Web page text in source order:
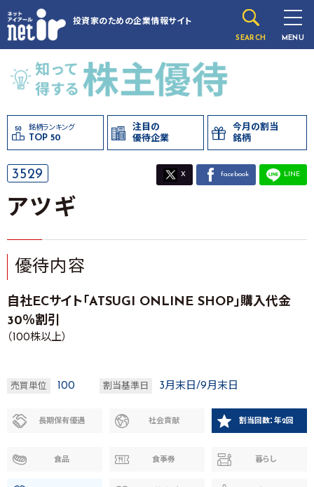
投資家のための企業情報サイト
SEARCH MENU
銘柄ランキング
TOP 50
注目の
優待企業
今月の割当
銘柄
3529 X facebook LINE
アツギ
優待内容
自社ECサイト「ATSUGI ONLINE SHOP」購入代金
30％割引
（100株以上）
売買単位 100 割当基準日 3月末日/9月末日
長期保有優遇 社会貢献 割当回数：年2回
食品 食事券 暮らし